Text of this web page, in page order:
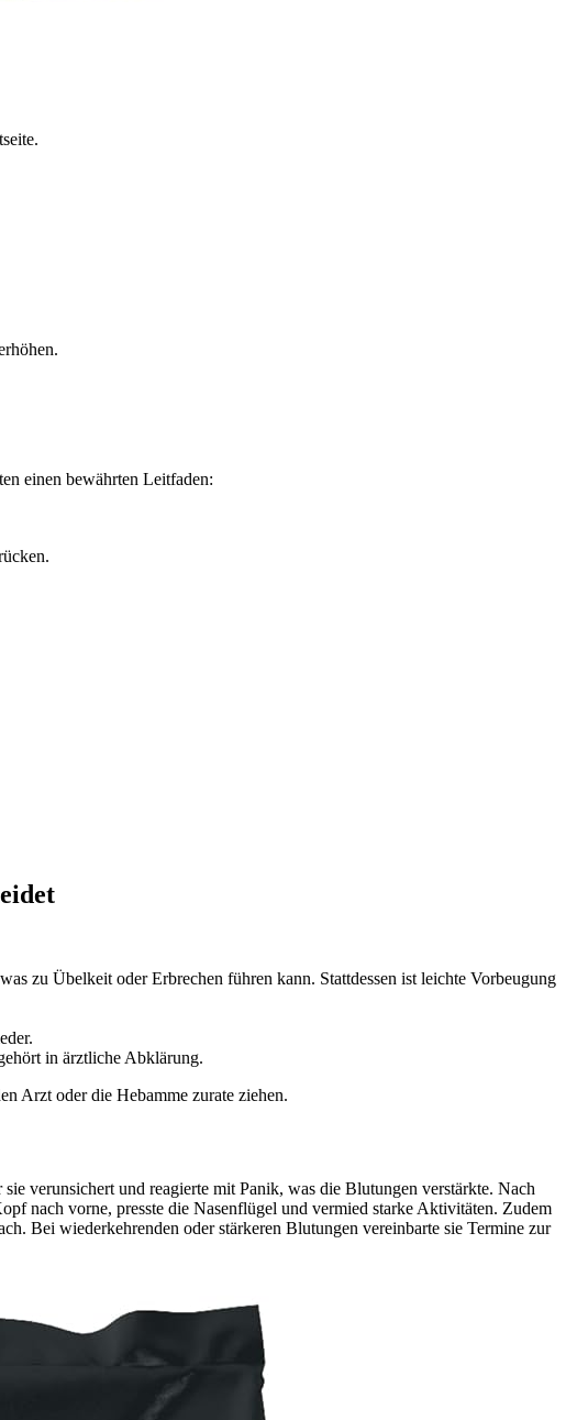
einen bewährten Leitfaden:
zu Übelkeit oder Erbrechen führen kann. Stattdessen ist leichte Vorbeugung
in ärztliche Abklärung.
Arzt oder die Hebamme zurate ziehen.
verunsichert und reagierte mit Panik, was die Blutungen verstärkte. Nach
nach vorne, presste die Nasenflügel und vermied starke Aktivitäten. Zudem
Bei wiederkehrenden oder stärkeren Blutungen vereinbarte sie Termine zur